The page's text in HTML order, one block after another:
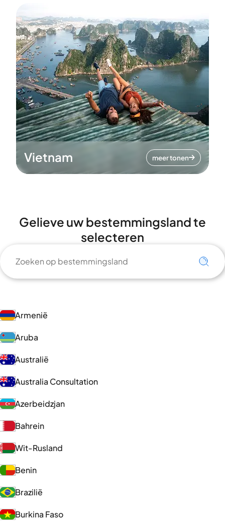
Vietnam meer tonen
Gelieve uw bestemmingsland te
selecteren
Armenië
Aruba
Australië
Australia Consultation
Azerbeidzjan
Bahrein
Wit-Rusland
Benin
Brazilië
Burkina Faso